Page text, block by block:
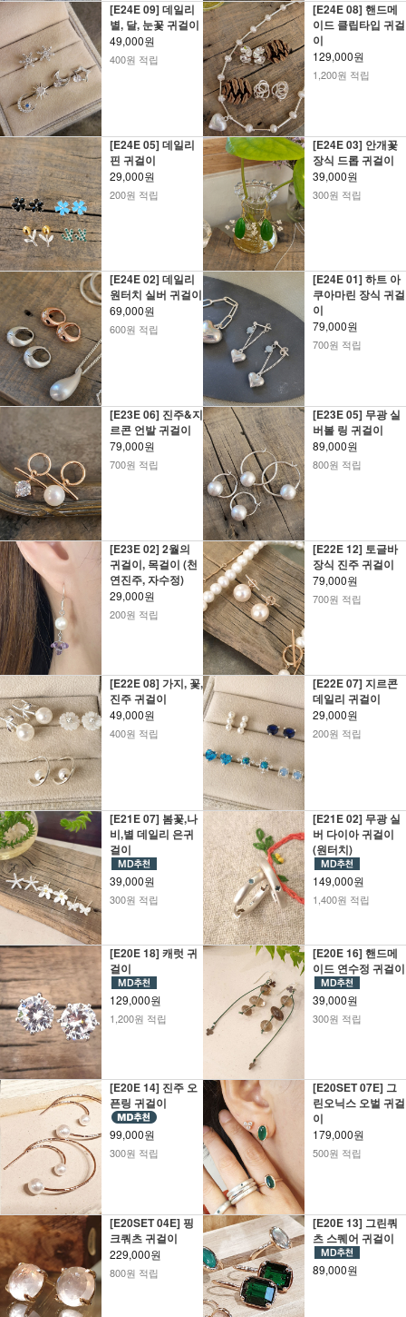
[E24E 09] 데일리
별, 달, 눈꽃 귀걸이
49,000원
400원 적립
[E24E 08] 핸드메
이드 클립타입 귀걸
이
129,000원
1,200원 적립
[E24E 05] 데일리
핀 귀걸이
29,000원
200원 적립
[E24E 03] 안개꽃
장식 드롭 귀걸이
39,000원
300원 적립
[E24E 02] 데일리
원터치 실버 귀걸이
69,000원
600원 적립
[E24E 01] 하트 아
쿠아마린 장식 귀걸
이
79,000원
700원 적립
[E23E 06] 진주&지
르콘 언발 귀걸이
79,000원
700원 적립
[E23E 05] 무광 실
버볼 링 귀걸이
89,000원
800원 적립
[E23E 02] 2월의
귀걸이, 목걸이 (천
연진주, 자수정)
29,000원
200원 적립
[E22E 12] 토글바
장식 진주 귀걸이
79,000원
700원 적립
[E22E 08] 가지, 꽃,
진주 귀걸이
49,000원
400원 적립
[E22E 07] 지르콘
데일리 귀걸이
29,000원
200원 적립
[E21E 07] 봄꽃,나
비,별 데일리 은귀
걸이
39,000원
300원 적립
[E21E 02] 무광 실
버 다이아 귀걸이
(원터치)
149,000원
1,400원 적립
[E20E 18] 캐럿 귀
걸이
129,000원
1,200원 적립
[E20E 16] 핸드메
이드 연수정 귀걸이
39,000원
300원 적립
[E20E 14] 진주 오
픈링 귀걸이
99,000원
300원 적립
[E20SET 07E] 그
린오닉스 오벌 귀걸
이
179,000원
500원 적립
[E20SET 04E] 핑
크쿼츠 귀걸이
229,000원
800원 적립
[E20E 13] 그린쿼
츠 스퀘어 귀걸이
89,000원